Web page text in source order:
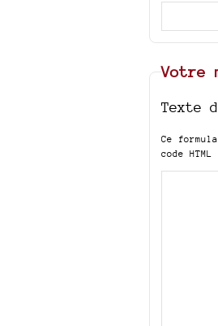
Votre
Texte
Ce
code HTML